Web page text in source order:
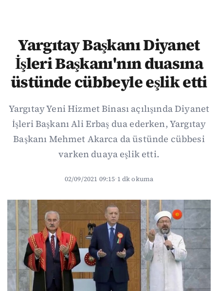
Yargıtay Başkanı Diyanet
İşleri Başkanı'nın duasına
üstünde cübbeyle eşlik etti
Yargıtay Yeni Hizmet Binası açılışında Diyanet
İşleri Başkanı Ali Erbaş dua ederken, Yargıtay
Başkanı Mehmet Akarca da üstünde cübbesi
varken duaya eşlik etti.
02/09/2021 09:15·1 dk okuma